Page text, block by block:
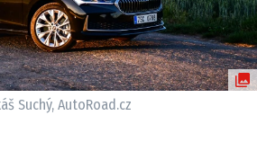
ČESKÝ TRH
TUNING
PROFI
ELEKTRO
Suchý, AutoRoad.cz